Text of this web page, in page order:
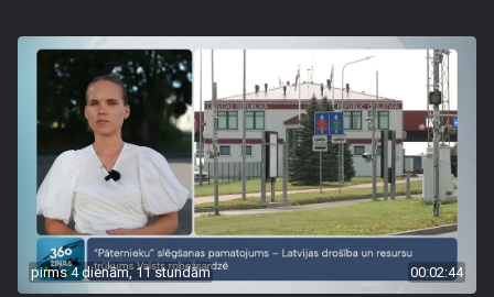
pirms 4 dienām, 11 stundām 00:02:44